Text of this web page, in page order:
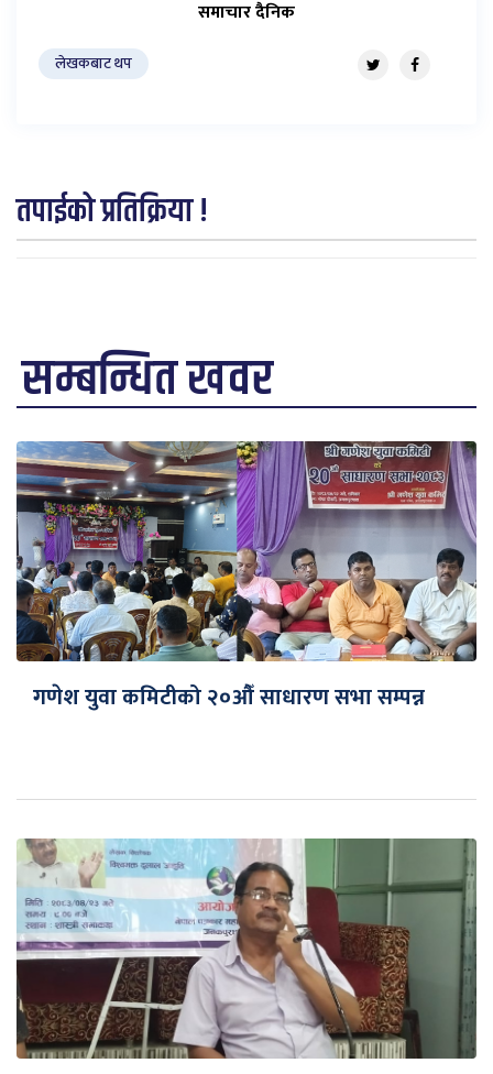
समाचार दैनिक
लेखकबाट थप
तपाईको प्रतिक्रिया !
सम्बन्धित खवर
गणेश युवा कमिटीको २०औँ साधारण सभा सम्पन्न